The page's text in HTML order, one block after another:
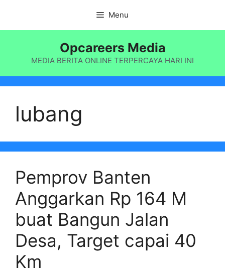
isi
Menu
Opcareers Media
MEDIA BERITA ONLINE TERPERCAYA HARI INI
lubang
Pemprov Banten
Anggarkan Rp 164 M
buat Bangun Jalan
Desa, Target capai 40
Km